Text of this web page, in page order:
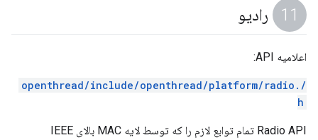
رادیو
اعلامیه API:
/openthread/include/openthread/platform/radio.
h
Radio API تمام توابع لازم را که توسط لایه MAC بالای IEEE